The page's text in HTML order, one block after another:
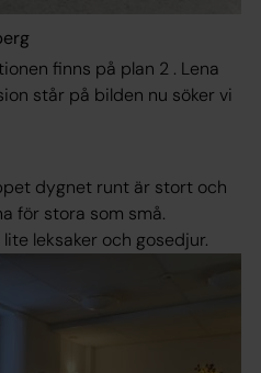
finns på plan 2 . Lena
står på bilden nu söker vi
dygnet runt är stort och
för stora som små.
leksaker och gosedjur.